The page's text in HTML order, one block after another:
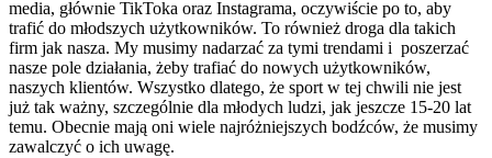
media, głównie TikToka oraz Instagrama, oczywiście po to, aby
trafić do młodszych użytkowników. To również droga dla takich
firm jak nasza. My musimy nadarzać za tymi trendami i poszerzać
nasze pole działania, żeby trafiać do nowych użytkowników,
naszych klientów. Wszystko dlatego, że sport w tej chwili nie jest
już tak ważny, szczególnie dla młodych ludzi, jak jeszcze 15-20 lat
temu. Obecnie mają oni wiele najróżniejszych bodźców, że musimy
zawalczyć o ich uwagę.